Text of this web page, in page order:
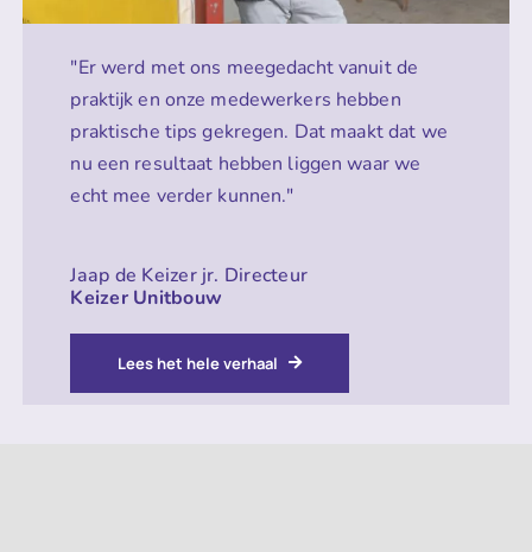
"Er werd met ons meegedacht vanuit de
praktijk en onze medewerkers hebben
praktische tips gekregen. Dat maakt dat we
nu een resultaat hebben liggen waar we
echt mee verder kunnen."
Jaap de Keizer jr. Directeur
Keizer Unitbouw
Lees het hele verhaal